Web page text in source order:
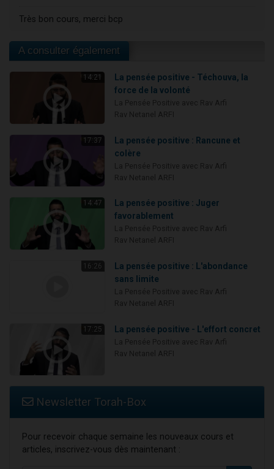
Très bon cours, merci bcp
A consulter également
14:21
La pensée positive - Téchouva, la
force de la volonté
17:37
La pensée positive : Rancune et
colère
14:47
La pensée positive : Juger
favorablement
16:26
La pensée positive : L'abondance
sans limite
17:25 La pensée positive - L'effort concret
Newsletter Torah-Box
Pour recevoir chaque semaine les nouveaux cours et
articles, inscrivez-vous dès maintenant :